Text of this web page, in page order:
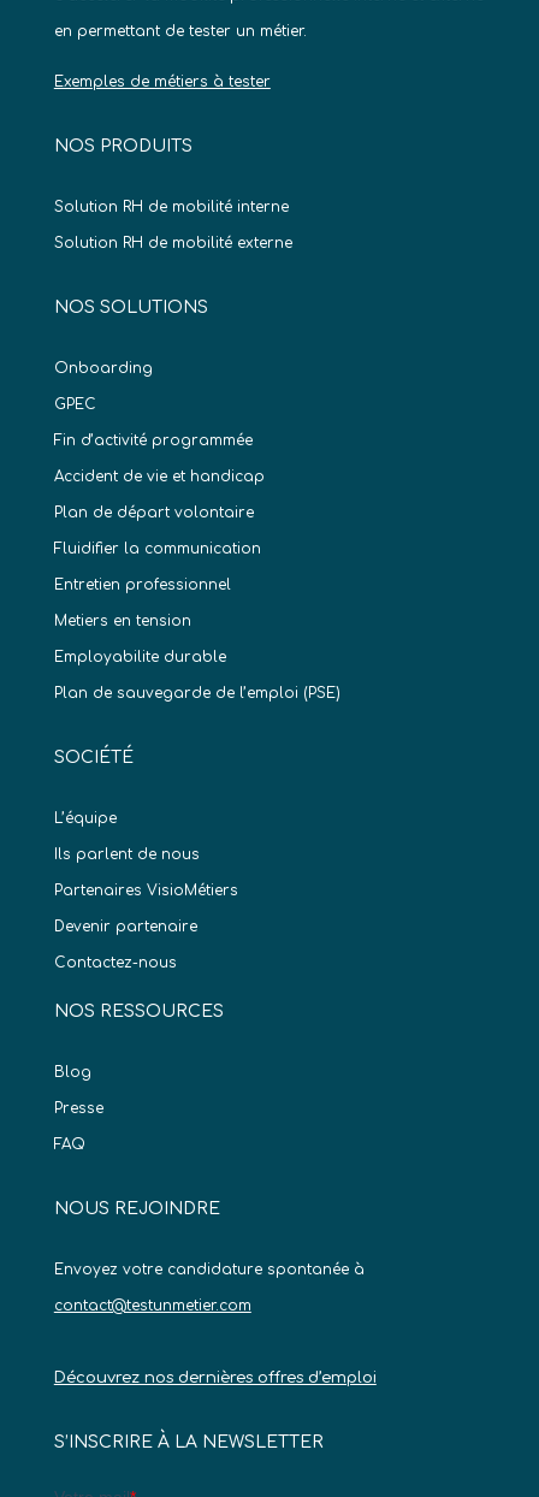
en permettant de tester un métier.
Exemples de métiers à tester
NOS PRODUITS
Solution RH de mobilité interne
Solution RH de mobilité externe
NOS SOLUTIONS
Onboarding
GPEC
Fin d’activité programmée
Accident de vie et handicap
Plan de départ volontaire
Fluidifier la communication
Entretien professionnel
Metiers en tension
Employabilite durable
Plan de sauvegarde de l’emploi (PSE)
SOCIÉTÉ
L’équipe
Ils parlent de nous
Partenaires VisioMétiers
Devenir partenaire
Contactez-nous
NOS RESSOURCES
Blog
Presse
FAQ
NOUS REJOINDRE
Envoyez votre candidature spontanée à
contact@testunmetier.com
Découvrez nos dernières offres d’emploi
S’INSCRIRE À LA NEWSLETTER